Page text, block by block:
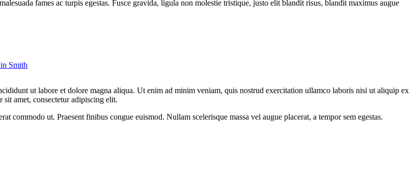
fames ac turpis egestas. Fusce gravida, ligula non molestie tristique, justo elit blandit risus, blandit maximus augue
Smith
ut labore et dolore magna aliqua. Ut enim ad minim veniam, quis nostrud exercitation ullamco laboris nisi ut aliquip ex
amet, consectetur adipiscing elit.
commodo ut. Praesent finibus congue euismod. Nullam scelerisque massa vel augue placerat, a tempor sem egestas.